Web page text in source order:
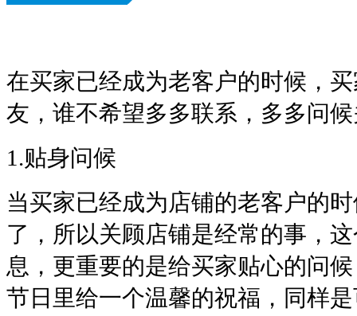
在买家已经成为老客户的时候，
友，谁不希望多多联系，多多问
1.贴身问候
当买家已经成为店铺的老客户的
了，所以关顾店铺是经常的事，
息，更重要的是给买家贴心的问
节日里给一个温馨的祝福，同样